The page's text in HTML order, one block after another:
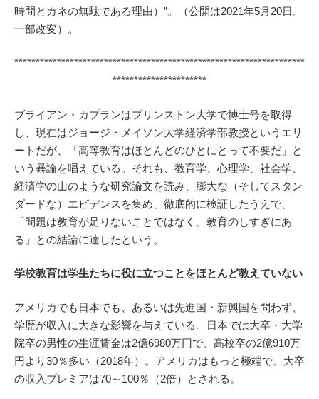
時間とカネの無駄である理由）”。（公開は2021年5月20日。
一部改変）。
********************************************************************
**********************
ブライアン・カプランはプリンストン大学で博士号を取得
し、現在はジョージ・メイソン大学経済学部教授というエリ
ートだが、「高等教育はほとんどのひとにとって不要だ」と
いう暴論を唱えている。それも、教育学、心理学、社会学、
経済学の山のような研究論文を読み、膨大な（そしてスタン
ダードな）エビデンスを集め、徹底的に検証したうえで、
「問題は教育が足りないことではなく、教育のしすぎにあ
る」との結論に達したという。
学校教育は学生たちに役に立つことをほとんど教えていない
アメリカでも日本でも、あるいは先進国・新興国を問わず、
学歴が収入に大きな影響を与えている。日本では大卒・大学
院卒の男性の生涯賃金は2億6980万円で、高校卒の2億910万
円より30％多い（2018年）。アメリカはもっと極端で、大卒
の収入プレミアは70～100％（2倍）とされる。